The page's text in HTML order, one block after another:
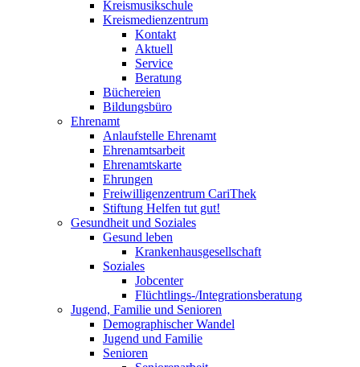
Kreismusikschule
Kreismedienzentrum
Kontakt
Aktuell
Service
Beratung
Büchereien
Bildungsbüro
Ehrenamt
Anlaufstelle Ehrenamt
Ehrenamtsarbeit
Ehrenamtskarte
Ehrungen
Freiwilligenzentrum CariThek
Stiftung Helfen tut gut!
Gesundheit und Soziales
Gesund leben
Krankenhausgesellschaft
Soziales
Jobcenter
Flüchtlings-/Integrationsberatung
Jugend, Familie und Senioren
Demographischer Wandel
Jugend und Familie
Senioren